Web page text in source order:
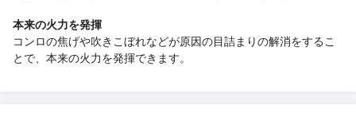
本来の火力を発揮
コンロの焦げや吹きこぼれなどが原因の目詰まりの解消をするこ
とで、本来の火力を発揮できます。